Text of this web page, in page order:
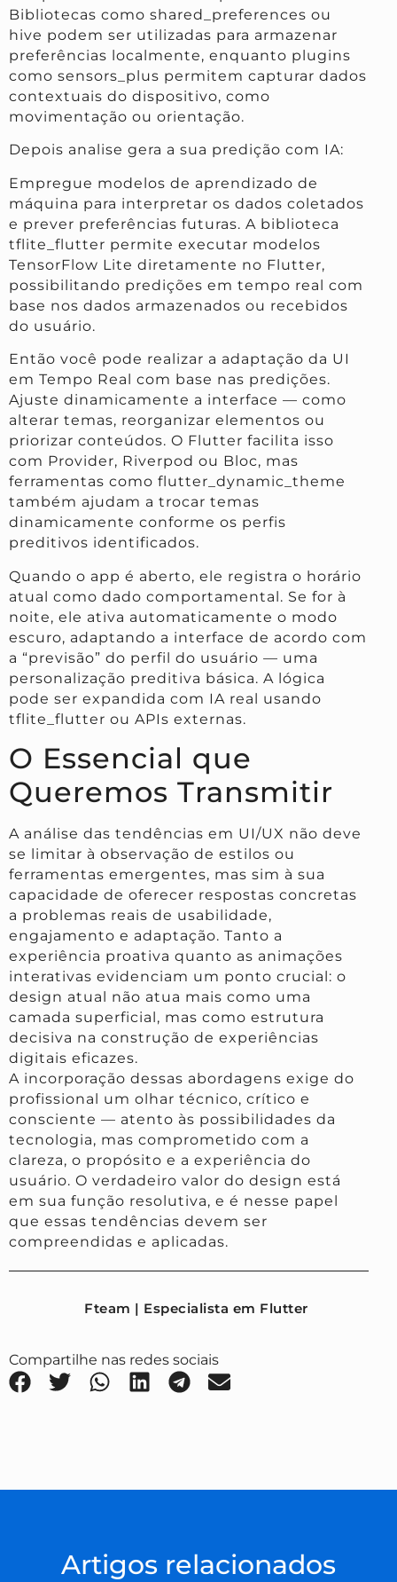
Bibliotecas como shared_preferences ou
hive podem ser utilizadas para armazenar
preferências localmente, enquanto plugins
como sensors_plus permitem capturar dados
contextuais do dispositivo, como
movimentação ou orientação.
Depois analise gera a sua predição com IA:
Empregue modelos de aprendizado de
máquina para interpretar os dados coletados
e prever preferências futuras. A biblioteca
tflite_flutter permite executar modelos
TensorFlow Lite diretamente no Flutter,
possibilitando predições em tempo real com
base nos dados armazenados ou recebidos
do usuário.
Então você pode realizar a adaptação da UI
em Tempo Real com base nas predições.
Ajuste dinamicamente a interface — como
alterar temas, reorganizar elementos ou
priorizar conteúdos. O Flutter facilita isso
com Provider, Riverpod ou Bloc, mas
ferramentas como flutter_dynamic_theme
também ajudam a trocar temas
dinamicamente conforme os perfis
preditivos identificados.
Quando o app é aberto, ele registra o horário
atual como dado comportamental. Se for à
noite, ele ativa automaticamente o modo
escuro, adaptando a interface de acordo com
a “previsão” do perfil do usuário — uma
personalização preditiva básica. A lógica
pode ser expandida com IA real usando
tflite_flutter ou APIs externas.
O Essencial que
Queremos Transmitir
A análise das tendências em UI/UX não deve
se limitar à observação de estilos ou
ferramentas emergentes, mas sim à sua
capacidade de oferecer respostas concretas
a problemas reais de usabilidade,
engajamento e adaptação. Tanto a
experiência proativa quanto as animações
interativas evidenciam um ponto crucial: o
design atual não atua mais como uma
camada superficial, mas como estrutura
decisiva na construção de experiências
digitais eficazes.
A incorporação dessas abordagens exige do
profissional um olhar técnico, crítico e
consciente — atento às possibilidades da
tecnologia, mas comprometido com a
clareza, o propósito e a experiência do
usuário. O verdadeiro valor do design está
em sua função resolutiva, e é nesse papel
que essas tendências devem ser
compreendidas e aplicadas.
Fteam | Especialista em Flutter
Compartilhe nas redes sociais
Artigos relacionados